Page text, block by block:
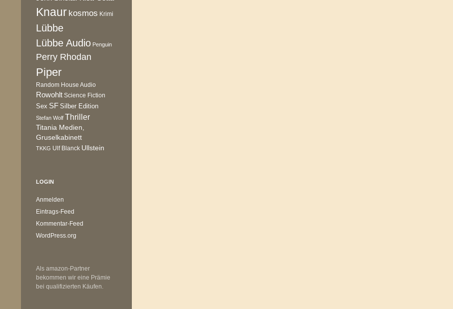
Knaur kosmos Krimi
Lübbe
Lübbe Audio Penguin
Perry Rhodan
Piper
Random House Audio
Rowohlt Science Fiction
Sex SF Silber Edition
Stefan Wolf Thriller
Titania Medien,
Gruselkabinett
TKKG Ulf Blanck Ullstein
LOGIN
Anmelden
Eintrags-Feed
Kommentar-Feed
WordPress.org
Als amazon-Partner
bekommen wir eine Prämie
bei qualifizierten Käufen.